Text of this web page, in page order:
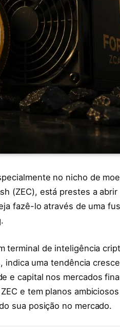
no nicho de
(ZEC), está prestes a abrir
fazê-lo através de uma
terminal de inteligência
uma tendência
e capital nos mercados
e tem planos
sua posição no mercado.